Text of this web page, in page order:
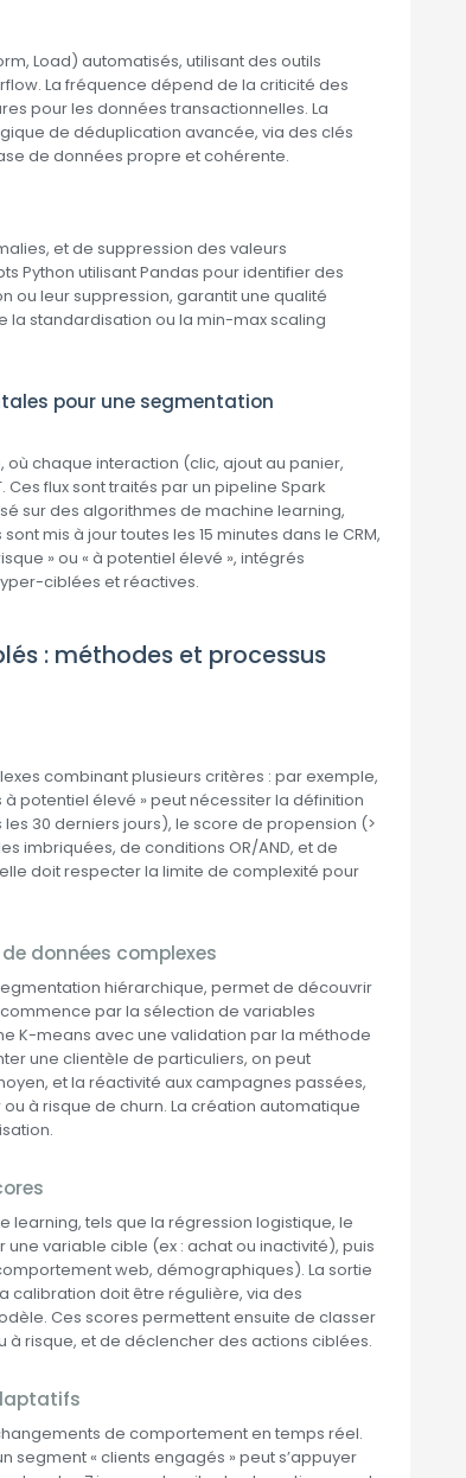
Load) automatisés, utilisant des outils
La fréquence dépend de la criticité des
pour les données transactionnelles. La
de déduplication avancée, via des clés
de données propre et cohérente.
et de suppression des valeurs
Python utilisant Pandas pour identifier des
ou leur suppression, garantit une qualité
la standardisation ou la min-max scaling
pour une segmentation
chaque interaction (clic, ajout au panier,
flux sont traités par un pipeline Spark
sur des algorithmes de machine learning,
mis à jour toutes les 15 minutes dans le CRM,
» ou « à potentiel élevé », intégrés
ciblées et réactives.
: méthodes et processus
combinant plusieurs critères : par exemple,
potentiel élevé » peut nécessiter la définition
30 derniers jours), le score de propension (>
imbriquées, de conditions OR/AND, et de
doit respecter la limite de complexité pour
données complexes
hiérarchique, permet de découvrir
par la sélection de variables
K-means avec une validation par la méthode
une clientèle de particuliers, on peut
et la réactivité aux campagnes passées,
à risque de churn. La création automatique
learning, tels que la régression logistique, le
variable cible (ex : achat ou inactivité), puis
web, démographiques). La sortie
calibration doit être régulière, via des
Ces scores permettent ensuite de classer
risque, et de déclencher des actions ciblées.
de comportement en temps réel.
segment « clients engagés » peut s’appuyer